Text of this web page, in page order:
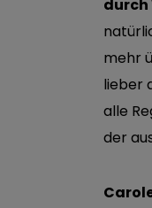
durch
mehr
lieber
alle
der